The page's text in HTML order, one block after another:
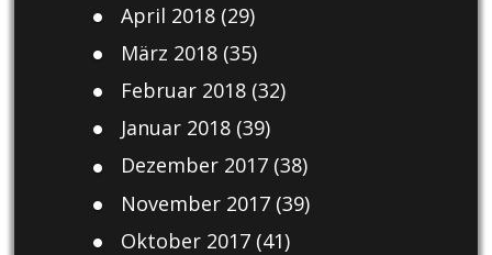
April 2018(29)
März 2018(35)
Februar 2018(32)
Januar 2018(39)
Dezember 2017(38)
November 2017(39)
Oktober 2017(41)